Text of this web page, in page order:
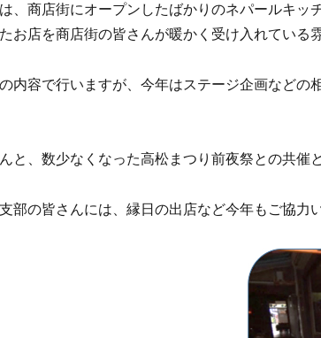
、商店街にオープンしたばかりのネパールキッ
お店を商店街の皆さんが暖かく受け入れている
内容で行いますが、今年はステージ企画など
と、数少なくなった高松まつり前夜祭との共催
部の皆さんには、縁日の出店など今年もご協力